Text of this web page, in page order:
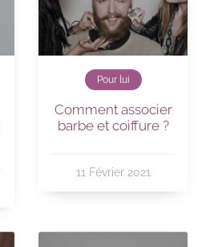
Pour lui
Comment associer
barbe et coiffure ?
11 Février 2021